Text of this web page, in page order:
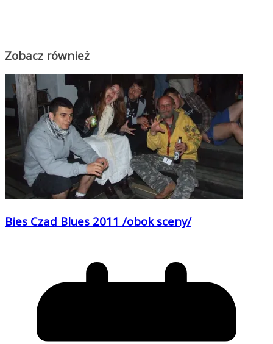
Zobacz również
Bies Czad Blues 2011 /obok sceny/